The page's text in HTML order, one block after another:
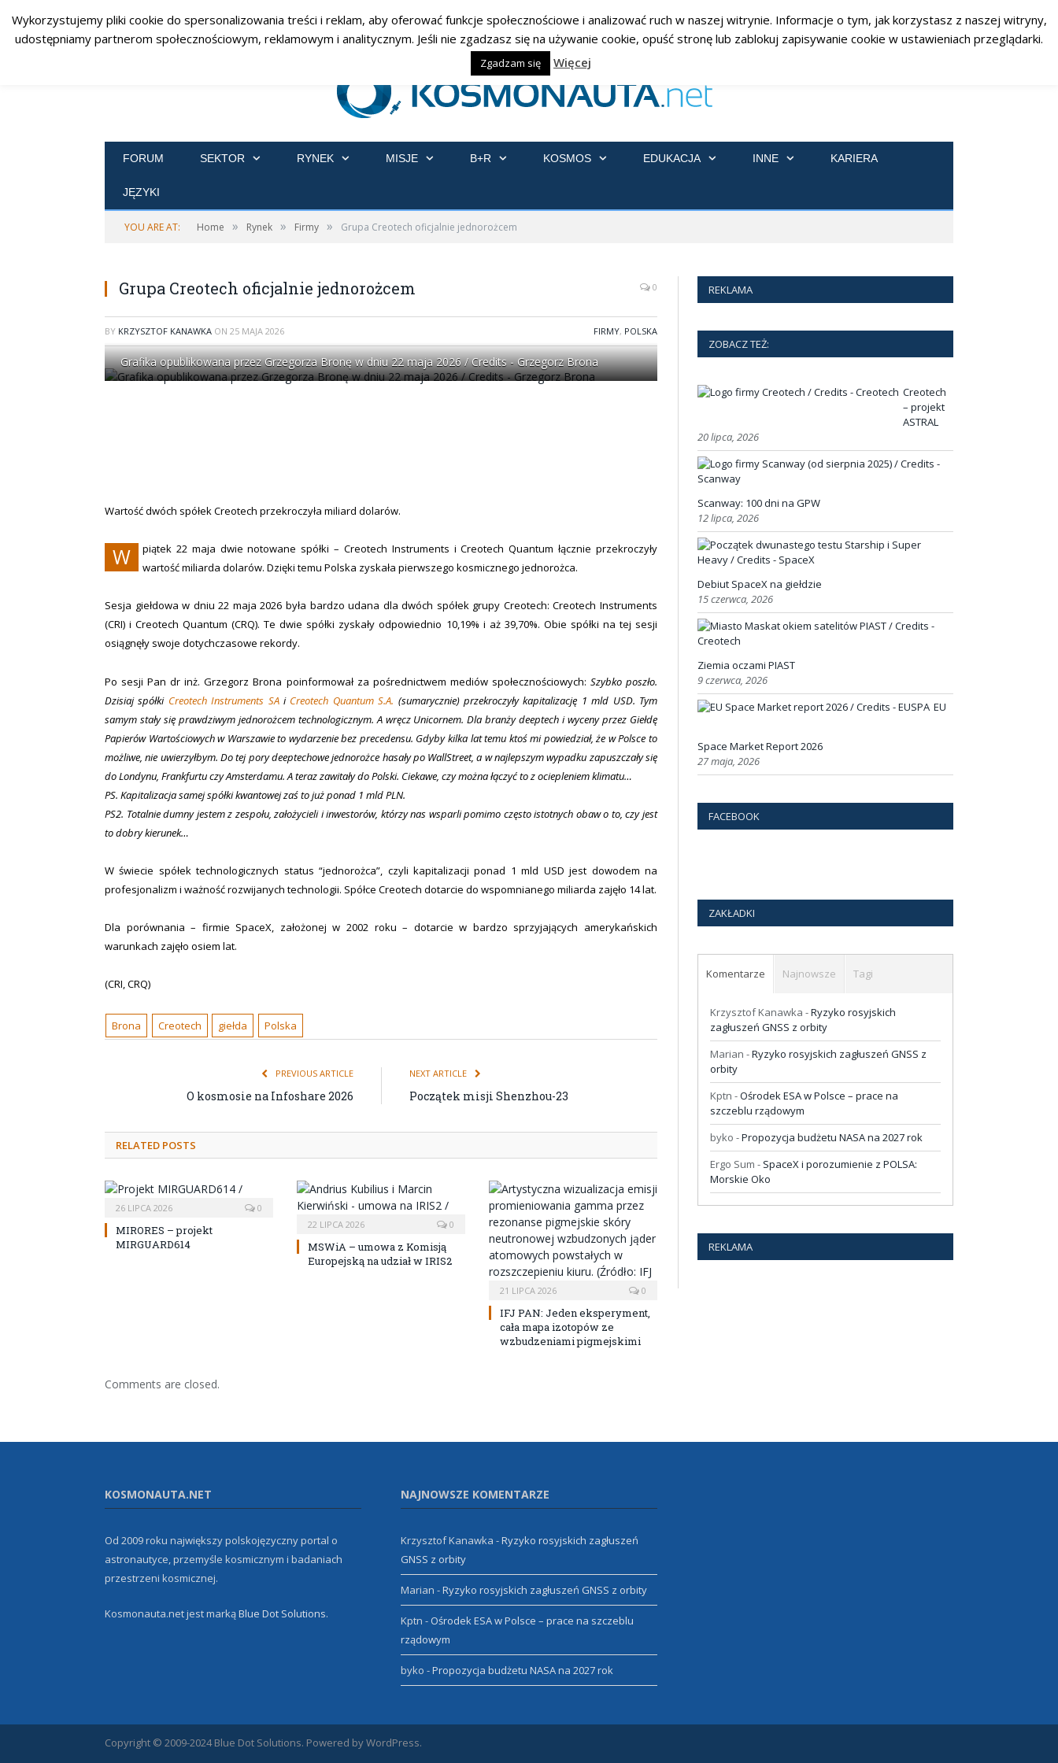
RSS Facebook
Twitter
FORUM SEKTOR RYNEK MISJE B+R KOSMOS EDUKACJA INNE KARIERA
JĘZYKI
YOU ARE AT: Home » Rynek » Firmy » Grupa Creotech oficjalnie jednorożcem
Grupa Creotech oficjalnie jednorożcem 0
BY KRZYSZTOF KANAWKA ON 25 MAJA 2026 FIRMY, POLSKA
Grafika opublikowana przez Grzegorza Bronę w dniu 22 maja 2026 / Credits - Grzegorz Brona
Wartość dwóch spółek Creotech przekroczyła miliard dolarów.
W
piątek 22 maja dwie notowane spółki – Creotech Instruments i Creotech Quantum łącznie przekroczyły
wartość miliarda dolarów. Dzięki temu Polska zyskała pierwszego kosmicznego jednorożca.
Sesja giełdowa w dniu 22 maja 2026 była bardzo udana dla dwóch spółek grupy Creotech: Creotech Instruments
(CRI) i Creotech Quantum (CRQ). Te dwie spółki zyskały odpowiednio 10,19% i aż 39,70%. Obie spółki na tej sesji
osiągnęły swoje dotychczasowe rekordy.
Po sesji Pan dr inż. Grzegorz Brona poinformował za pośrednictwem mediów społecznościowych: Szybko poszło.
Dzisiaj spółki Creotech Instruments SAi Creotech Quantum S.A. (sumarycznie) przekroczyły kapitalizację 1 mld USD. Tym
samym stały się prawdziwym jednorożcem technologicznym. A wręcz Unicornem. Dla branży deeptech i wyceny przez Giełdę
Papierów Wartościowych w Warszawie to wydarzenie bez precedensu. Gdyby kilka lat temu ktoś mi powiedział, że w Polsce to
możliwe, nie uwierzyłbym. Do tej pory deeptechowe jednorożce hasały po WallStreet, a w najlepszym wypadku zapuszczały się
do Londynu, Frankfurtu czy Amsterdamu. A teraz zawitały do Polski. Ciekawe, czy można łączyć to z ociepleniem klimatu…
PS. Kapitalizacja samej spółki kwantowej zaś to już ponad 1 mld PLN.
PS2. Totalnie dumny jestem z zespołu, założycieli i inwestorów, którzy nas wsparli pomimo często istotnych obaw o to, czy jest
to dobry kierunek…
W świecie spółek technologicznych status “jednorożca”, czyli kapitalizacji ponad 1 mld USD jest dowodem na
profesjonalizm i ważność rozwijanych technologii. Spółce Creotech dotarcie do wspomnianego miliarda zajęło 14 lat.
Dla porównania – firmie SpaceX, założonej w 2002 roku – dotarcie w bardzo sprzyjających amerykańskich
warunkach zajęło osiem lat.
(CRI, CRQ)
Brona Creotech giełda Polska
PREVIOUS ARTICLE
O kosmosie na Infoshare 2026
NEXT ARTICLE
Początek misji Shenzhou-23
RELATED POSTS
26 LIPCA 2026 0
MIRORES – projekt
MIRGUARD614
22 LIPCA 2026 0
MSWiA – umowa z Komisją
Europejską na udział w IRIS2
21 LIPCA 2026 0
IFJ PAN: Jeden eksperyment,
cała mapa izotopów ze
wzbudzeniami pigmejskimi
Comments are closed.
REKLAMA
ZOBACZ TEŻ:
Creotech
– projekt
ASTRAL
20 lipca, 2026
Scanway: 100 dni na GPW
12 lipca, 2026
Debiut SpaceX na giełdzie
15 czerwca, 2026
Ziemia oczami PIAST
9 czerwca, 2026
EU
Space Market Report 2026
27 maja, 2026
FACEBOOK
ZAKŁADKI
Komentarze Najnowsze Tagi
Krzysztof Kanawka -Ryzyko rosyjskich
zagłuszeń GNSS z orbity
Marian -Ryzyko rosyjskich zagłuszeń GNSS z
orbity
Kptn -Ośrodek ESA w Polsce – prace na
szczeblu rządowym
byko -Propozycja budżetu NASA na 2027 rok
Ergo Sum - SpaceX i porozumienie z POLSA:
Morskie Oko
REKLAMA
KOSMONAUTA.NET
Od 2009 roku największy polskojęzyczny portal o
astronautyce, przemyśle kosmicznym i badaniach
przestrzeni kosmicznej.
Kosmonauta.net jest markąBlue Dot Solutions.
NAJNOWSZE KOMENTARZE
Krzysztof Kanawka -Ryzyko rosyjskich zagłuszeń
GNSS z orbity
Marian -Ryzyko rosyjskich zagłuszeń GNSS z orbity
Kptn - Ośrodek ESA w Polsce – prace na szczeblu
rządowym
byko -Propozycja budżetu NASA na 2027 rok
Copyright © 2009-2024 Blue Dot Solutions. Powered by WordPress.
Wykorzystujemy pliki cookie do spersonalizowania treści i reklam, aby oferować funkcje społecznościowe i analizować ruch w naszej witrynie. Informacje o tym, jak korzystasz z naszej witryny,
udostępniamy partnerom społecznościowym, reklamowym i analitycznym. Jeśli nie zgadzasz się na używanie cookie, opuść stronę lub zablokuj zapisywanie cookie w ustawieniach przeglądarki.
Zgadzam się Więcej